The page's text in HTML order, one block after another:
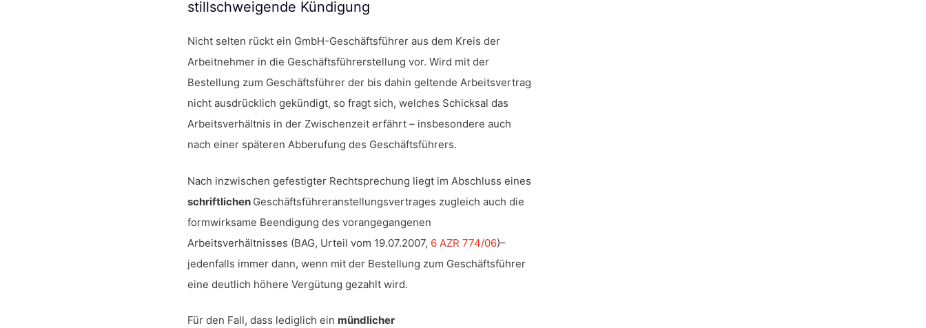
stillschweigende Kündigung
Nicht selten rückt ein GmbH-Geschäftsführer aus dem Kreis der
Arbeitnehmer in die Geschäftsführerstellung vor. Wird mit der
Bestellung zum Geschäftsführer der bis dahin geltende Arbeitsvertrag
nicht ausdrücklich gekündigt, so fragt sich, welches Schicksal das
Arbeitsverhältnis in der Zwischenzeit erfährt – insbesondere auch
nach einer späteren Abberufung des Geschäftsführers.
Nach inzwischen gefestigter Rechtsprechung liegt im Abschluss eines
schriftlichen Geschäftsführeranstellungsvertrages zugleich auch die
formwirksame Beendigung des vorangegangenen
Arbeitsverhältnisses (BAG, Urteil vom 19.07.2007, 6 AZR 774/06)–
jedenfalls immer dann, wenn mit der Bestellung zum Geschäftsführer
eine deutlich höhere Vergütung gezahlt wird.
Für den Fall, dass lediglich ein mündlicher